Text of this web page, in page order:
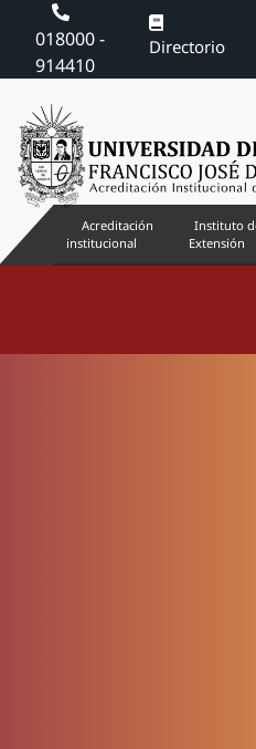
018000 -
914410
Directorio
Acreditación
institucional
Instituto
Extensión